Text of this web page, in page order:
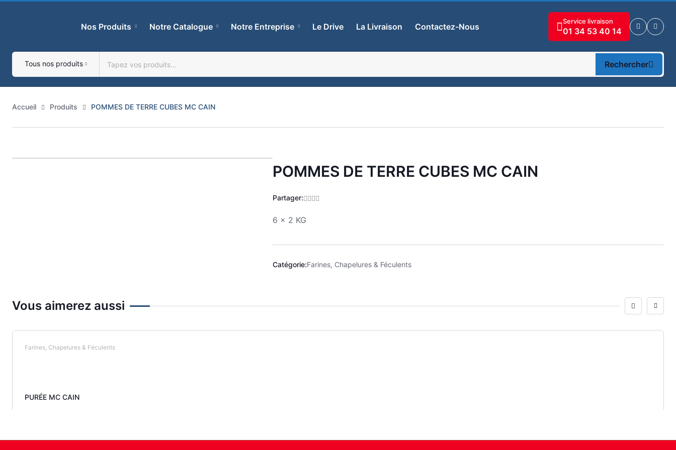
Nos Produits Notre Catalogue Notre Entreprise Le Drive La Livraison Contactez-Nous
Service livraison
01 34 53 40 14
Tous nos produits Rechercher
Accueil Produits POMMES DE TERRE CUBES MC CAIN
ZoomPOMMES DE TERRE CUBES MC CAIN
Partager:
6 x 2 KG
Catégorie:Farines, Chapelures & Féculents
Vous aimerez aussi
Farines, Chapelures & Féculents
PURÉE MC CAIN